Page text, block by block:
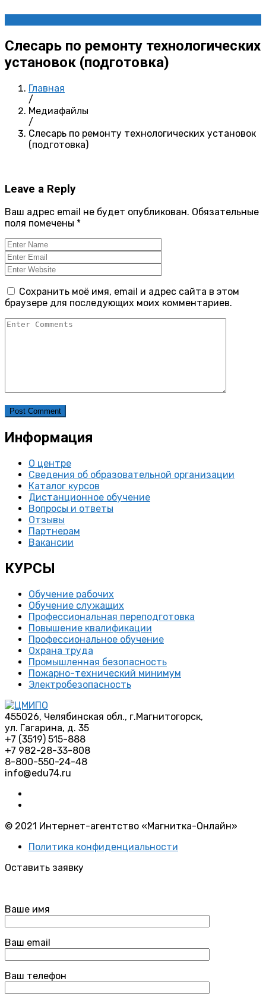
Слесарь по ремонту технологических
установок (подготовка)
Главная
/
Медиафайлы
/
Слесарь по ремонту технологических установок
(подготовка)
Leave a Reply
Ваш адрес email не будет опубликован. Обязательные
поля помечены *
Сохранить моё имя, email и адрес сайта в этом
браузере для последующих моих комментариев.
Информация
О центре
Сведения об образовательной организации
Каталог курсов
Дистанционное обучение
Вопросы и ответы
Отзывы
Партнерам
Вакансии
КУРСЫ
Обучение рабочих
Обучение служащих
Профессиональная переподготовка
Повышение квалификации
Профессиональное обучение
Охрана труда
Промышленная безопасность
Пожарно-технический минимум
Электробезопасность
455026, Челябинская обл., г.Магнитогорск,
ул. Гагарина, д. 35
+7 (3519) 515-888
+7 982-28-33-808
8-800-550-24-48
info@edu74.ru
© 2021 Интернет-агентство «Магнитка-Онлайн»
Политика конфиденциальности
Оставить заявку
Ваше имя
Ваш email
Ваш телефон